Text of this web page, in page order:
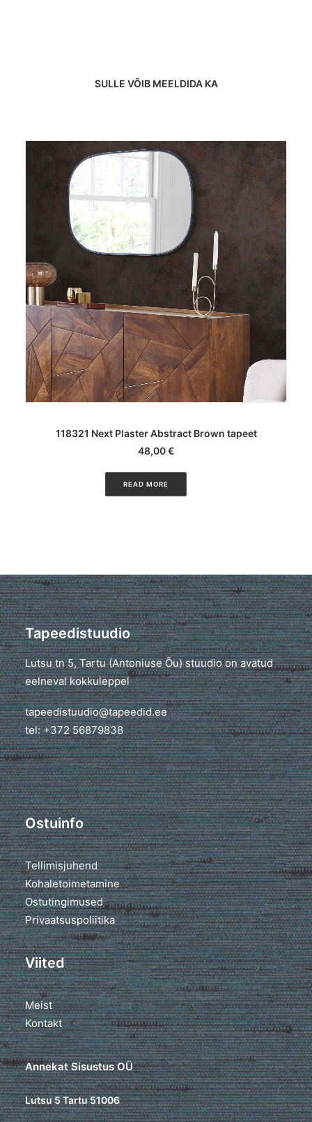
SULLE VÕIB MEELDIDA KA
118321 Next Plaster Abstract Brown tapeet
48,00€
READ MORE
Tapeedistuudio
Lutsu tn 5, Tartu (Antoniuse Õu) stuudio on avatud
eelneval kokkuleppel
tapeedistuudio@tapeedid.ee
tel: +372 56879838
Ostuinfo
Tellimisjuhend
Kohaletoimetamine
Ostutingimused
Privaatsuspoliitika
Viited
Meist
Kontakt
Annekat Sisustus OÜ
Lutsu 5 Tartu 51006